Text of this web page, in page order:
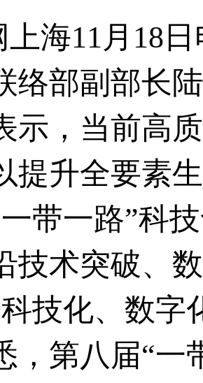
上海11月18
络部副部长
示，当前高
提升全要素
带一路”科
技术突破、
技化、数字
八届“一带